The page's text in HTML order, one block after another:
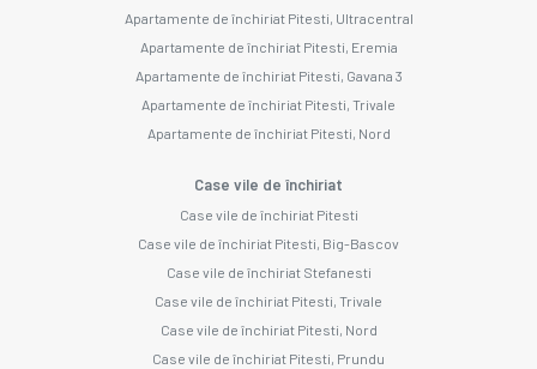
Apartamente de închiriat Pitesti, Ultracentral
Apartamente de închiriat Pitesti, Eremia
Apartamente de închiriat Pitesti, Gavana 3
Apartamente de închiriat Pitesti, Trivale
Apartamente de închiriat Pitesti, Nord
Case vile de închiriat
Case vile de închiriat Pitesti
Case vile de închiriat Pitesti, Big-Bascov
Case vile de închiriat Stefanesti
Case vile de închiriat Pitesti, Trivale
Case vile de închiriat Pitesti, Nord
Case vile de închiriat Pitesti, Prundu